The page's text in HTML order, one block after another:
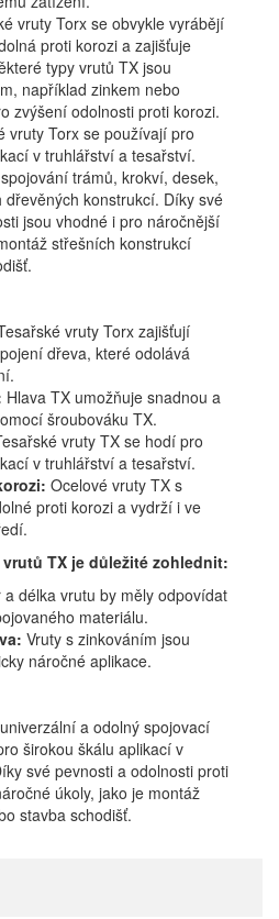
vruty Torx se obvykle vyrábějí
proti korozi a zajišťuje
typy vrutů TX jsou
například zinkem nebo
zvýšení odolnosti proti korozi.
vruty Torx se používají pro
v truhlářství a tesařství.
trámů, krokví, desek,
dřevěných konstrukcí. Díky své
jsou vhodné i pro náročnější
střešních konstrukcí
vruty Torx zajišťují
dřeva, které odolává
Hlava TX umožňuje snadnou a
šroubováku TX.
vruty TX se hodí pro
v truhlářství a tesařství.
Ocelové vruty TX s
proti korozi a vydrží i ve
TX je důležité zohlednit:
a délka vrutu by měly odpovídat
materiálu.
Vruty s zinkováním jsou
náročné aplikace.
a odolný spojovací
širokou škálu aplikací v
své pevnosti a odolnosti proti
úkoly, jako je montáž
stavba schodišť.